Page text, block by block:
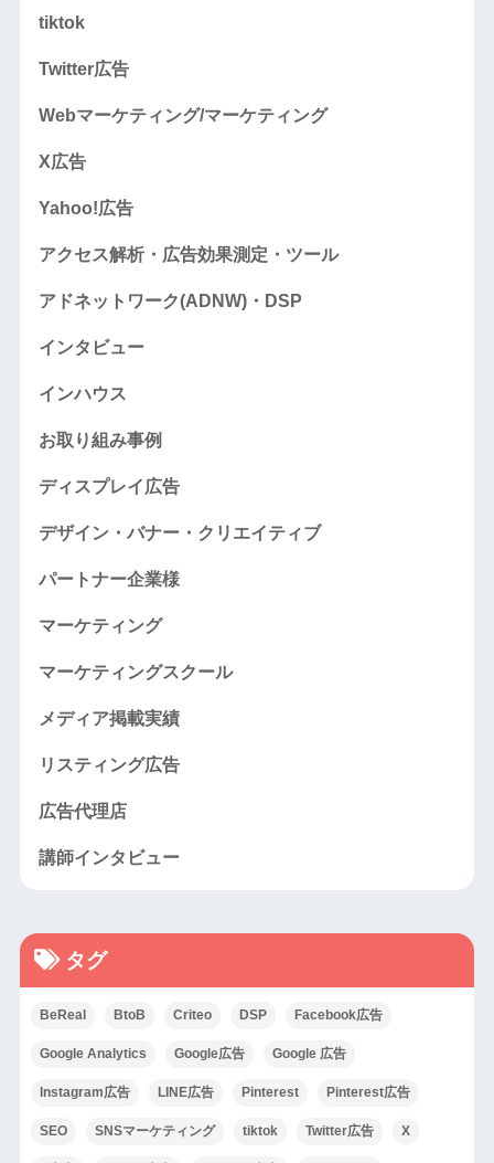
tiktok
Twitter広告
Webマーケティング/マーケティング
X広告
Yahoo!広告
アクセス解析・広告効果測定・ツール
アドネットワーク(ADNW)・DSP
インタビュー
インハウス
お取り組み事例
ディスプレイ広告
デザイン・バナー・クリエイティブ
パートナー企業様
マーケティング
マーケティングスクール
メディア掲載実績
リスティング広告
広告代理店
講師インタビュー
タグ
BeReal BtoB Criteo DSP Facebook広告
Google Analytics Google広告 Google 広告
Instagram広告 LINE広告 Pinterest Pinterest広告
SEO SNSマーケティング tiktok Twitter広告 X